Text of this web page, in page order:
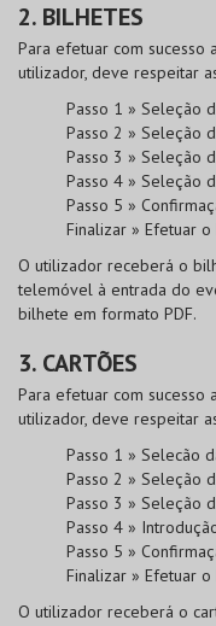
2. BILHETES
Para efetuar com sucesso
utilizador, deve respeitar
Passo 1 » Seleção
Passo 2 » Seleção
Passo 3 » Seleção
Passo 4 » Seleção
Passo 5 »
Finalizar » Efetuar o
O utilizador receberá o
telemóvel à entrada do
bilhete em formato PDF.
3. CARTÕES
Para efetuar com sucesso
utilizador, deve respeitar
Passo 1 » Selecão
Passo 2 » Seleção
Passo 3 » Seleção
Passo 4 »
Passo 5 »
Finalizar » Efetuar o
O utilizador receberá o